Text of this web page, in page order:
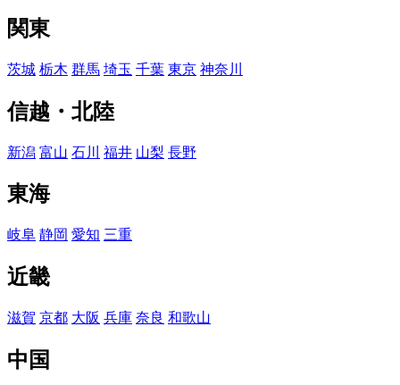
関東
茨城 栃木 群馬 埼玉 千葉 東京 神奈川
信越・北陸
新潟 富山 石川 福井 山梨 長野
東海
岐阜 静岡 愛知 三重
近畿
滋賀 京都 大阪 兵庫 奈良 和歌山
中国